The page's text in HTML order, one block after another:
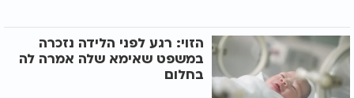
הזוי: רגע לפני הלידה נזכרה
במשפט שאימא שלה אמרה לה
בחלום